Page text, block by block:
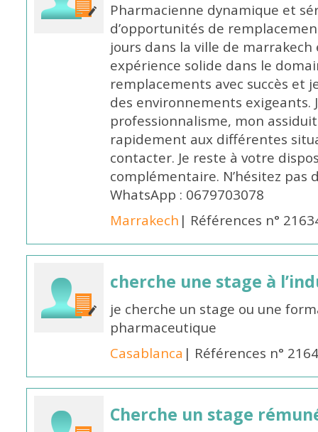
Pharmacienne dynamique et
d’opportunités de
jours dans la ville de marrakech
expérience solide dans le
remplacements avec succès et
des environnements exigeants.
professionnalisme, mon
rapidement aux différentes
contacter. Je reste à votre
complémentaire. N’hésitez
WhatsApp : 0679703078
Marrakech | Références n°
cherche une stage à
je cherche un stage ou une
pharmaceutique
Casablanca | Références n°
Cherche un stage